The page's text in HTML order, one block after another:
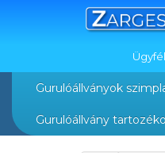
Gurulóállványok
Gurulóállvány